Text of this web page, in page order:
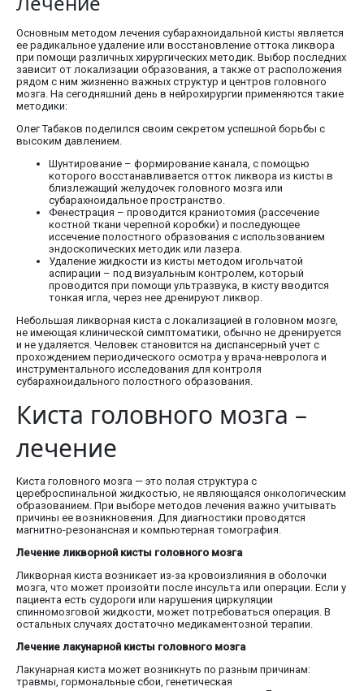
Основным методом лечения субарахноидальной кисты является
ее радикальное удаление или восстановление оттока ликвора
при помощи различных хирургических методик. Выбор последних
зависит от локализации образования, а также от расположения
рядом с ним жизненно важных структур и центров головного
мозга. На сегодняшний день в нейрохирургии применяются такие
методики:
Олег Табаков поделился своим секретом успешной борьбы с
высоким давлением.
Шунтирование – формирование канала, с помощью
которого восстанавливается отток ликвора из кисты в
близлежащий желудочек головного мозга или
субарахноидальное пространство.
Фенестрация – проводится краниотомия (рассечение
костной ткани черепной коробки) и последующее
иссечение полостного образования с использованием
эндоскопических методик или лазера.
Удаление жидкости из кисты методом игольчатой
аспирации – под визуальным контролем, который
проводится при помощи ультразвука, в кисту вводится
тонкая игла, через нее дренируют ликвор.
Небольшая ликворная киста с локализацией в головном мозге,
не имеющая клинической симптоматики, обычно не дренируется
и не удаляется. Человек становится на диспансерный учет с
прохождением периодического осмотра у врача-невролога и
инструментального исследования для контроля
субарахноидального полостного образования.
Киста головного мозга –
лечение
Киста головного мозга — это полая структура с
цереброспинальной жидкостью, не являющаяся онкологическим
образованием. При выборе методов лечения важно учитывать
причины ее возникновения. Для диагностики проводятся
магнитно-резонансная и компьютерная томография.
Лечение ликворной кисты головного мозга
Ликворная киста возникает из-за кровоизлияния в оболочки
мозга, что может произойти после инсульта или операции. Если у
пациента есть судороги или нарушения циркуляции
спинномозговой жидкости, может потребоваться операция. В
остальных случаях достаточно медикаментозной терапии.
Лечение лакунарной кисты головного мозга
Лакунарная киста может возникнуть по разным причинам:
травмы, гормональные сбои, генетическая